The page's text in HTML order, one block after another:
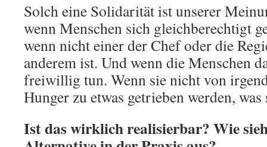
Solch eine Solidarität ist unserer
wenn Menschen sich gleichberechtigt
wenn nicht einer der Chef oder die
anderem ist. Und wenn die Menschen
freiwillig tun. Wenn sie nicht von
Hunger zu etwas getrieben werden,
Ist das wirklich realisierbar? Wie